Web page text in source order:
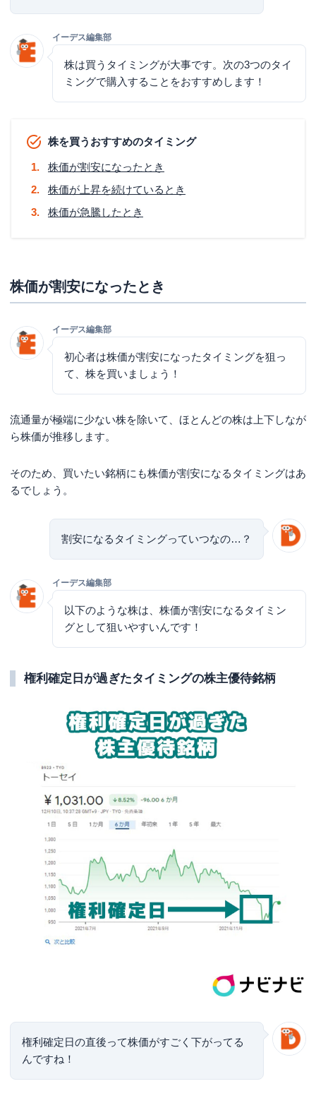
イーデス編集部
株は買うタイミングが大事です。次の3つのタイ
ミングで購入することをおすすめします！
株を買うおすすめのタイミング
株価が割安になったとき
株価が上昇を続けているとき
株価が急騰したとき
株価が割安になったとき
イーデス編集部
初心者は株価が割安になったタイミングを狙っ
て、株を買いましょう！
流通量が極端に少ない株を除いて、ほとんどの株は上下しなが
ら株価が推移します。
そのため、買いたい銘柄にも株価が割安になるタイミングはあ
るでしょう。
割安になるタイミングっていつなの…？
イーデス編集部
以下のような株は、株価が割安になるタイミン
グとして狙いやすいんです！
権利確定日が過ぎたタイミングの株主優待銘柄
権利確定日の直後って株価がすごく下がってる
んですね！